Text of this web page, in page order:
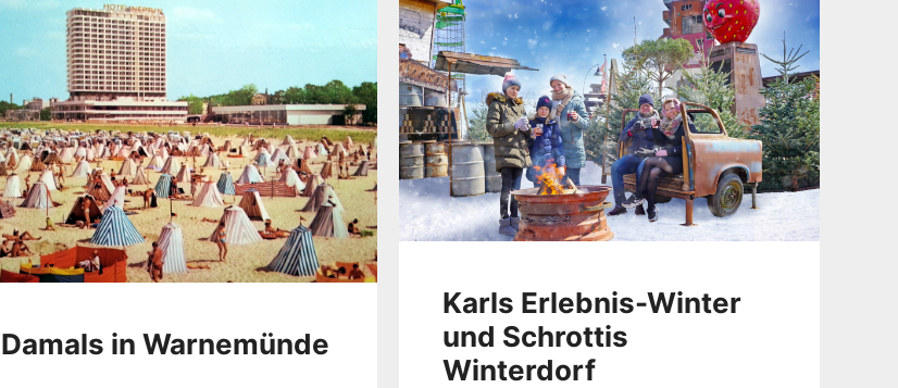
Damals in Warnemünde
Karls Erlebnis-Winter
und Schrottis
Winterdorf